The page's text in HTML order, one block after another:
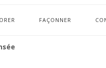
FAÇONNER